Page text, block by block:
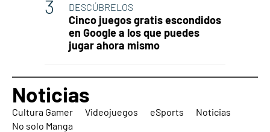
DESCÚBRELOS
Cinco juegos gratis escondidos
en Google a los que puedes
jugar ahora mismo
Noticias
Cultura Gamer Videojuegos eSports
Noticias
No solo Manga